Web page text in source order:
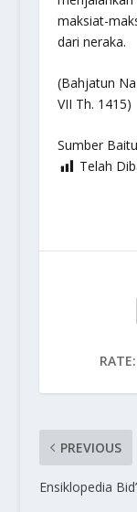
maksiat-
dari neraka.
(Bahjatun
VII Th. 1415)
Sumber
Telah
RATE:
PREVIOUS
Ensiklopedia